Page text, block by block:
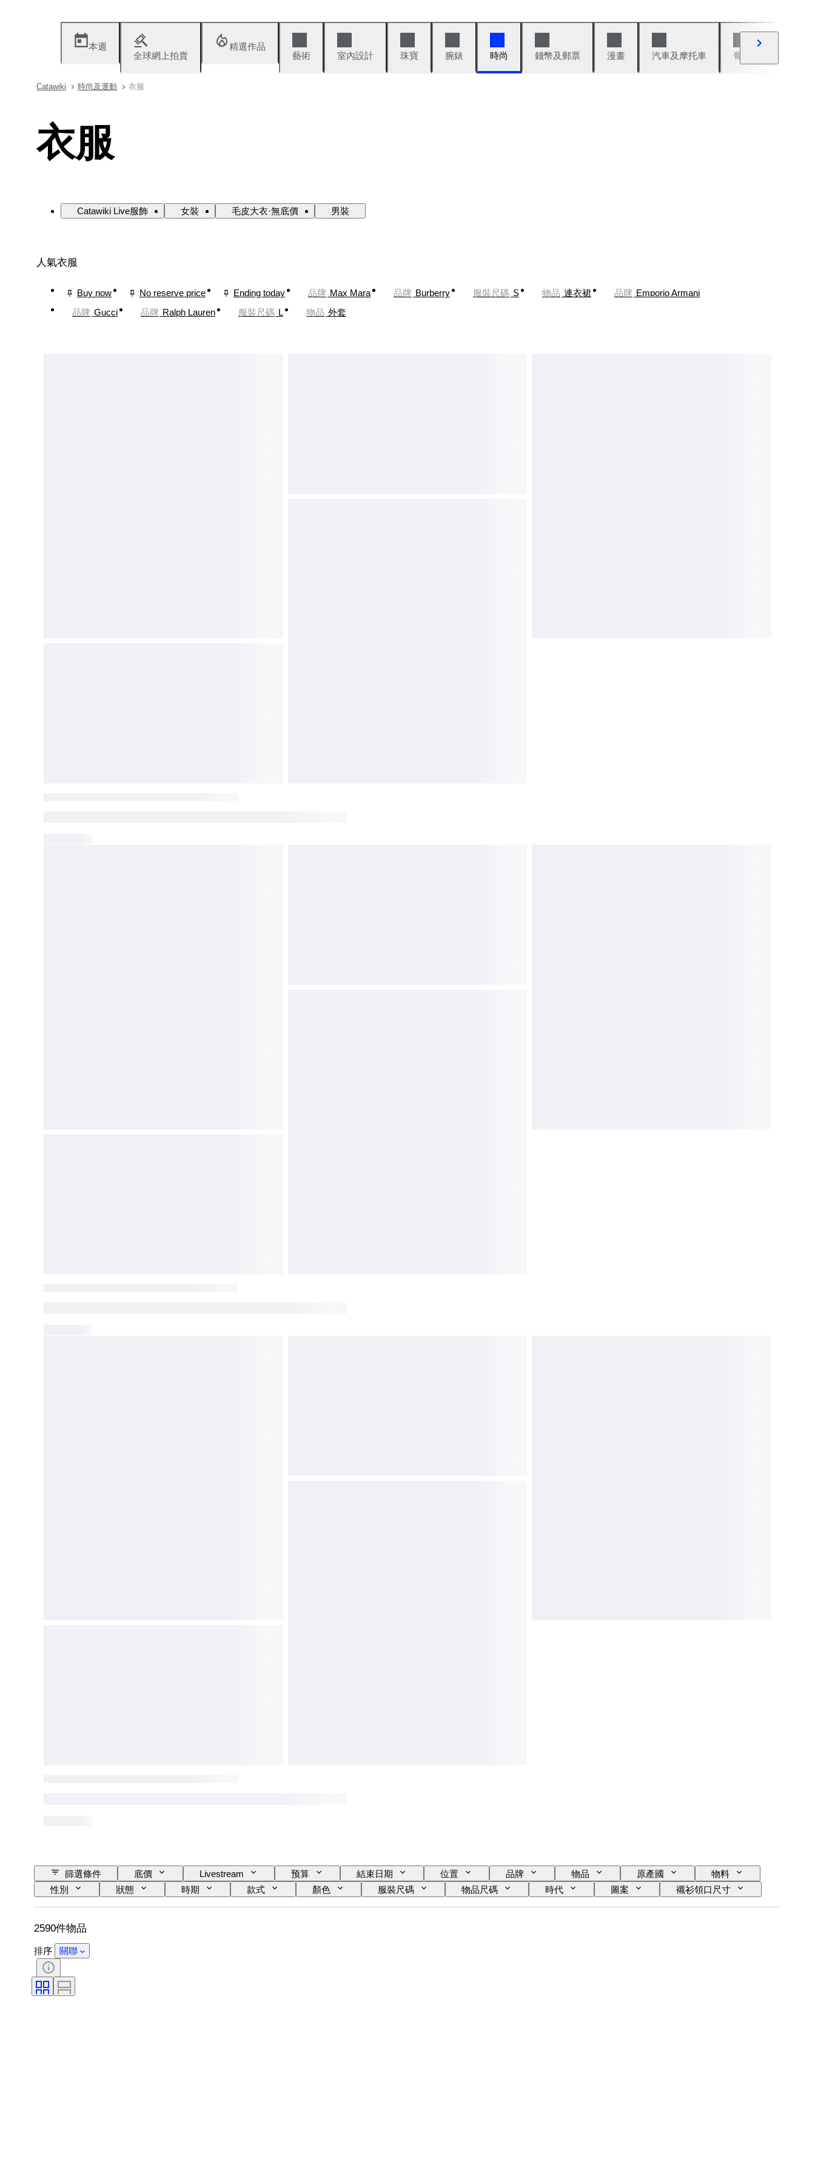
本週
全球網上拍賣
精選作品
藝術
室內設計 珠寶 腕錶 時尚 錢幣及郵票 漫畫 汽車及摩托車 葡萄酒與烈酒
Catawiki 時尚及運動 衣服
衣服
Catawiki Live服飾 女裝 毛皮大衣·無底價 男裝
人氣衣服
Buy now No reserve price Ending today 品牌 Max Mara 品牌 Burberry 服裝尺碼 S 物品 連衣裙 品牌 Emporio Armani
品牌 Gucci 品牌 Ralph Lauren 服裝尺碼 L 物品 外套
篩選條件 底價 Livestream 预算 結束日期 位置 品牌 物品 原產國
物料
性別
狀態 時期 款式 顏色 服裝尺碼 物品尺碼 時代 圖案
襯衫領口尺寸
包括配件
鞋尺寸
2590件物品
排序 關聯